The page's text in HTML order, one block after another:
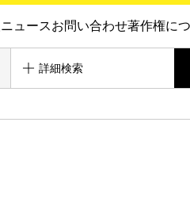
ニュースお問い合わせ著作権に
詳細検索